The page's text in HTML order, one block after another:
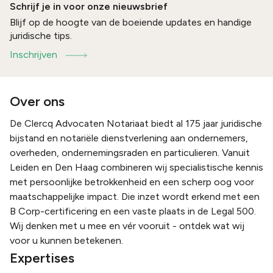
Schrijf je in voor onze nieuwsbrief
Blijf op de hoogte van de boeiende updates en handige
juridische tips.
Inschrijven
Over ons
De Clercq Advocaten Notariaat biedt al 175 jaar juridische
bijstand en notariële dienstverlening aan ondernemers,
overheden, ondernemingsraden en particulieren. Vanuit
Leiden en Den Haag combineren wij specialistische kennis
met persoonlijke betrokkenheid en een scherp oog voor
maatschappelijke impact. Die inzet wordt erkend met een
B Corp-certificering en een vaste plaats in de Legal 500.
Wij denken met u mee en vér vooruit - ontdek wat wij
voor u kunnen betekenen.
Expertises